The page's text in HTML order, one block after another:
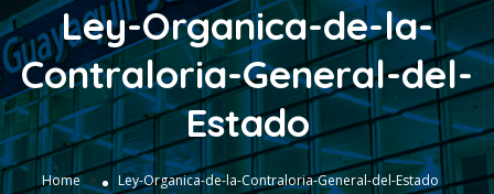
Ley-Organica-de-la-
Contraloria-General-del-
Estado
Home » Ley-Organica-de-la-Contraloria-General-del-Estado